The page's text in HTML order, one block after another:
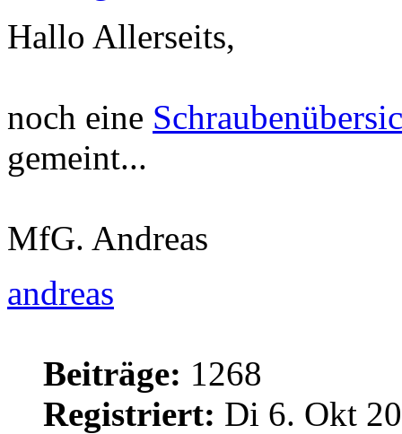
Hallo Allerseits,
noch eine
gemeint...
MfG. Andreas
andreas
Beiträge: 1268
Registriert: Di 6. Okt